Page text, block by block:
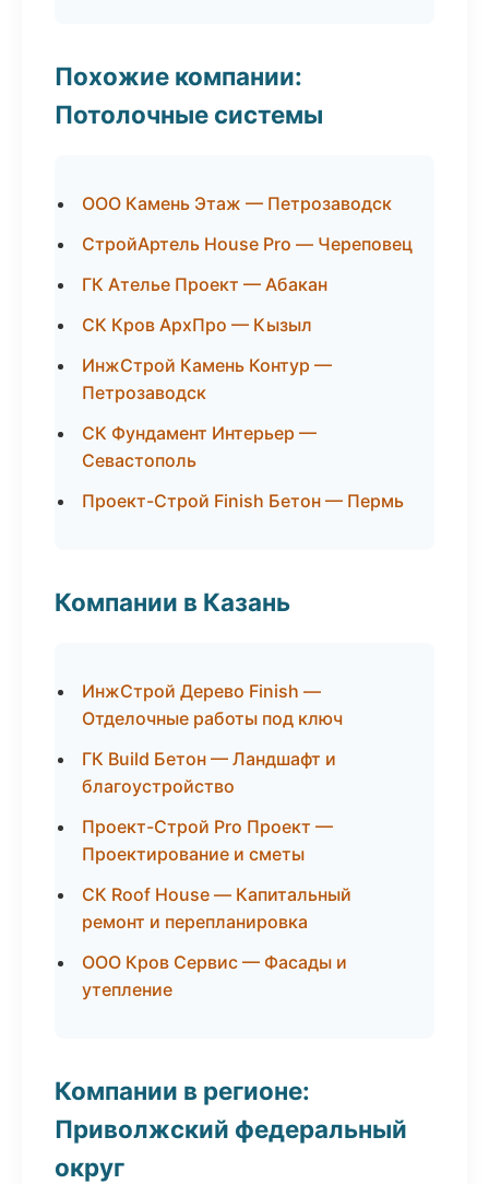
Похожие компании:
Потолочные системы
ООО Камень Этаж — Петрозаводск
СтройАртель House Pro — Череповец
ГК Ателье Проект — Абакан
СК Кров АрхПро — Кызыл
ИнжСтрой Камень Контур —
Петрозаводск
СК Фундамент Интерьер —
Севастополь
Проект-Строй Finish Бетон — Пермь
Компании в Казань
ИнжСтрой Дерево Finish —
Отделочные работы под ключ
ГК Build Бетон — Ландшафт и
благоустройство
Проект-Строй Pro Проект —
Проектирование и сметы
СК Roof House — Капитальный
ремонт и перепланировка
ООО Кров Сервис — Фасады и
утепление
Компании в регионе:
Приволжский федеральный
округ